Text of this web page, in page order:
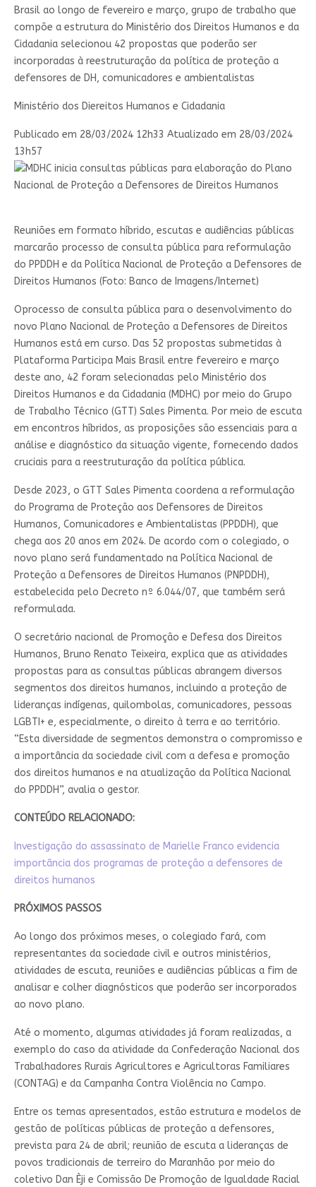
Brasil ao longo de fevereiro e março, grupo de trabalho que
compõe a estrutura do Ministério dos Direitos Humanos e da
Cidadania selecionou 42 propostas que poderão ser
incorporadas à reestruturação da política de proteção a
defensores de DH, comunicadores e ambientalistas
Ministério dos Diereitos Humanos e Cidadania
Publicado em 28/03/2024 12h33 Atualizado em 28/03/2024
13h57
Reuniões em formato híbrido, escutas e audiências públicas
marcarão processo de consulta pública para reformulação
do PPDDH e da Política Nacional de Proteção a Defensores de
Direitos Humanos (Foto: Banco de Imagens/Internet)
Oprocesso de consulta pública para o desenvolvimento do
novo Plano Nacional de Proteção a Defensores de Direitos
Humanos está em curso. Das 52 propostas submetidas à
Plataforma Participa Mais Brasil entre fevereiro e março
deste ano, 42 foram selecionadas pelo Ministério dos
Direitos Humanos e da Cidadania (MDHC) por meio do Grupo
de Trabalho Técnico (GTT) Sales Pimenta. Por meio de escuta
em encontros híbridos, as proposições são essenciais para a
análise e diagnóstico da situação vigente, fornecendo dados
cruciais para a reestruturação da política pública.
Desde 2023, o GTT Sales Pimenta coordena a reformulação
do Programa de Proteção aos Defensores de Direitos
Humanos, Comunicadores e Ambientalistas (PPDDH), que
chega aos 20 anos em 2024. De acordo com o colegiado, o
novo plano será fundamentado na Política Nacional de
Proteção a Defensores de Direitos Humanos (PNPDDH),
estabelecida pelo Decreto nº 6.044/07, que também será
reformulada.
O secretário nacional de Promoção e Defesa dos Direitos
Humanos, Bruno Renato Teixeira, explica que as atividades
propostas para as consultas públicas abrangem diversos
segmentos dos direitos humanos, incluindo a proteção de
lideranças indígenas, quilombolas, comunicadores, pessoas
LGBTI+ e, especialmente, o direito à terra e ao território.
“Esta diversidade de segmentos demonstra o compromisso e
a importância da sociedade civil com a defesa e promoção
dos direitos humanos e na atualização da Política Nacional
do PPDDH”, avalia o gestor.
CONTEÚDO RELACIONADO:
Investigação do assassinato de Marielle Franco evidencia
importância dos programas de proteção a defensores de
direitos humanos
PRÓXIMOS PASSOS
Ao longo dos próximos meses, o colegiado fará, com
representantes da sociedade civil e outros ministérios,
atividades de escuta, reuniões e audiências públicas a fim de
analisar e colher diagnósticos que poderão ser incorporados
ao novo plano.
Até o momento, algumas atividades já foram realizadas, a
exemplo do caso da atividade da Confederação Nacional dos
Trabalhadores Rurais Agricultores e Agricultoras Familiares
(CONTAG) e da Campanha Contra Violência no Campo.
Entre os temas apresentados, estão estrutura e modelos de
gestão de políticas públicas de proteção a defensores,
prevista para 24 de abril; reunião de escuta a lideranças de
povos tradicionais de terreiro do Maranhão por meio do
coletivo Dan Èji e Comissão De Promoção de Igualdade Racial